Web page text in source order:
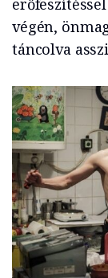
végén,
táncolva